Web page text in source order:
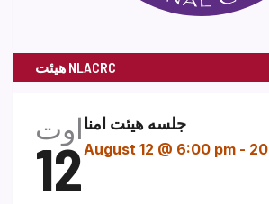
هیئت NLACRC
اوت
12
جلسه هیئت امنا
August 12 @ 6:00 pm -